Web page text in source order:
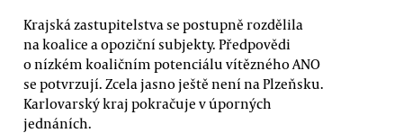
Krajská zastupitelstva se postupně rozdělila
na koalice a opoziční subjekty. Předpovědi
o nízkém koaličním potenciálu vítězného ANO
se potvrzují. Zcela jasno ještě není na Plzeňsku.
Karlovarský kraj pokračuje v úporných
jednáních.